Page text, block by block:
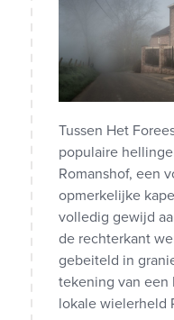
Tussen Het
populaire
Romanshof, een
opmerkelijke
volledig gewijd
de rechterkant
gebeiteld in
tekening van een
lokale wielerheld